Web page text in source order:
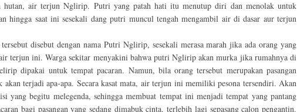
air terjun Nglirip. Putri yang patah hati itu menutup diri dan menolak untuk
hingga saat ini sesekali dang putri muncul tengah mengambil air di dasar aur terjun
disebut dengan nama Putri Nglirip, sesekali merasa marah jika ada orang yang
terjun ini. Warga sekitar menyakini bahwa putri Nglirip akan murka jika rumahnya di
dipakai untuk tempat pacaran. Namun, bila orang tersebut merupakan pasangan
terjadi apa-apa. Secara kasat mata, air terjun ini memiliki pesona tersendiri. Akan
yang begitu melegenda, sehingga membuat tempat ini menjadi tempat yang pantang
bagi pasangan yang sedang dimabuk cinta. terlebih lagi sepasang calon pengantin.